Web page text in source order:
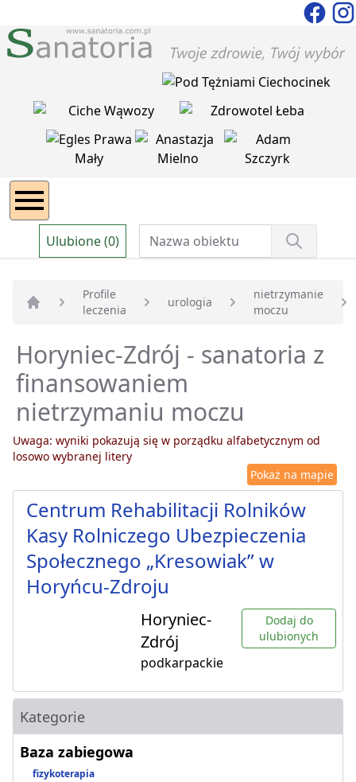
Ulubione (0)
Strona główna
Profile
leczenia
urologia
nietrzymanie
moczu
Horyniec-Zdrój - sanatoria z
finansowaniem
nietrzymaniu moczu
Uwaga: wyniki pokazują się w porządku alfabetycznym od
losowo wybranej litery
Pokaż na mapie
Centrum Rehabilitacji Rolników
Kasy Rolniczego Ubezpieczenia
Społecznego „Kresowiak” w
Horyńcu-Zdroju
Horyniec-
Zdrój
podkarpackie
Dodaj do
ulubionych
Kategorie
Baza zabiegowa
fizykoterapia